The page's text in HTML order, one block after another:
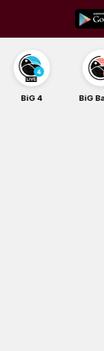
content
BiG 4 BiG